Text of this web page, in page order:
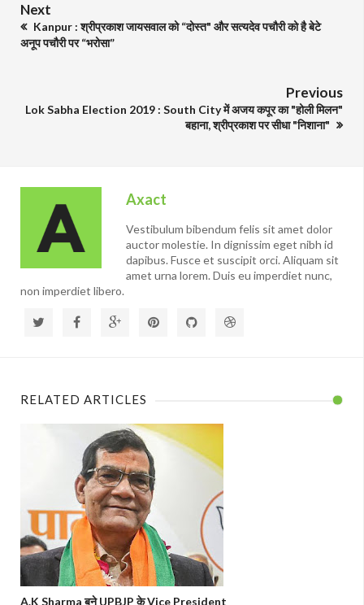
Next
Kanpur : श्रीप्रकाश जायसवाल को “दोस्त" और सत्यदेव पचौरी को है बेटे
अनूप पचौरी पर “भरोसा”
Previous
Lok Sabha Election 2019 : South City में अजय कपूर का "होली मिलन"
बहाना, श्रीप्रकाश पर सीधा "निशाना"
Axact
Vestibulum bibendum felis sit amet dolor
auctor molestie. In dignissim eget nibh id
dapibus. Fusce et suscipit orci. Aliquam sit
amet urna lorem. Duis eu imperdiet nunc,
non imperdiet libero.
RELATED ARTICLES
A.K Sharma बने UPBJP के Vice President